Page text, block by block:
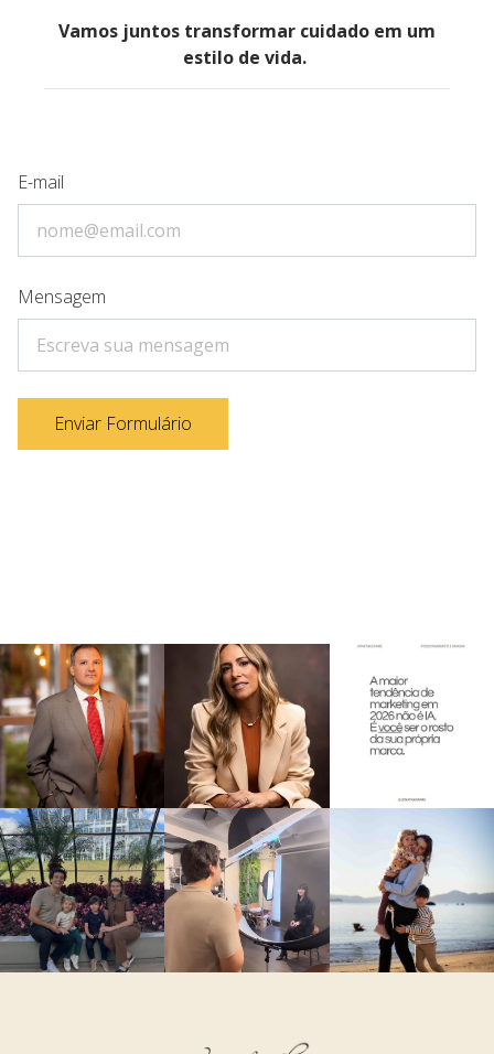
Vamos juntos transformar cuidado em um
estilo de vida.
E-mail
Mensagem
Enviar Formulário